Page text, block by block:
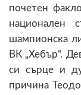
почетен
национален
шампионска
ВК „Хебър“.
си сърце и
причина